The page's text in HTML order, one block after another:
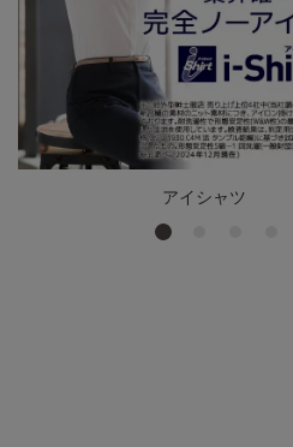
アイシャツ